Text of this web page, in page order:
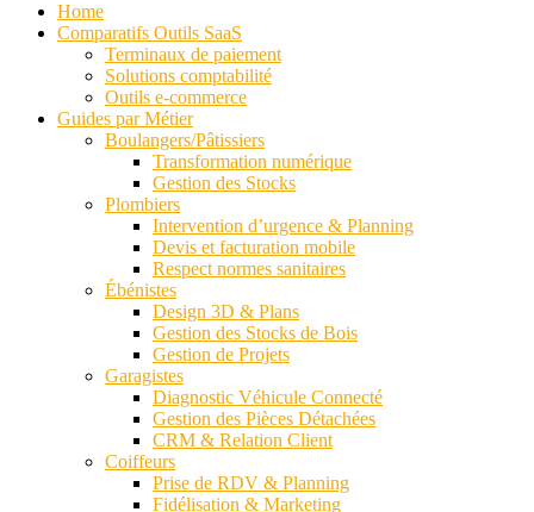
Home
Comparatifs Outils SaaS
Terminaux de paiement
Solutions comptabilité
Outils e-commerce
Guides par Métier
Boulangers/Pâtissiers
Transformation numérique
Gestion des Stocks
Plombiers
Intervention d’urgence & Planning
Devis et facturation mobile
Respect normes sanitaires
Ébénistes
Design 3D & Plans
Gestion des Stocks de Bois
Gestion de Projets
Garagistes
Diagnostic Véhicule Connecté
Gestion des Pièces Détachées
CRM & Relation Client
Coiffeurs
Prise de RDV & Planning
Fidélisation & Marketing